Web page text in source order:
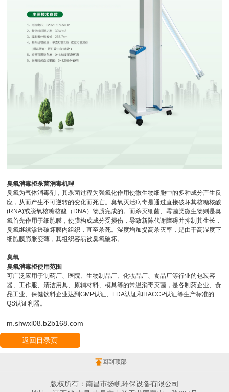
臭氧消毒柜杀菌消毒机理
臭氧为气体消毒剂，其杀菌过程为强氧化作用使微生物细胞中的多种成分产生反
应，从而产生不可逆转的变化而死亡。臭氧灭活病毒是通过直接破坏其核糖核酸
(RNA)或脱氧核糖核酸（DNA）物质完成的。而杀灭细菌、霉菌类微生物则是臭
氧首先作用于细胞膜，使膜构成成分受损伤，导致新陈代谢障碍并抑制其生长，
臭氧继续渗透破坏膜内组织，直至杀死。湿度增加提高杀灭率，是由于高湿度下
细胞膜膨胀变薄，其组织容易被臭氧破坏。
臭氧
臭氧消毒柜使用范围
可广泛应用于制药厂、医院、生物制品厂、化妆品厂、食品厂等行业的包装容
器、工作服、清洁用具、原辅材料、模具等的常温消毒灭菌，是各制药企业、食
品工业、保健饮料企业达到GMP认证、FDA认证和HACCP认证等生产标准的
QS认证利器。
m.shwxl08.b2b168.com
返回目录页
回到顶部
版权所有：南昌市扬帆环保设备有限公司